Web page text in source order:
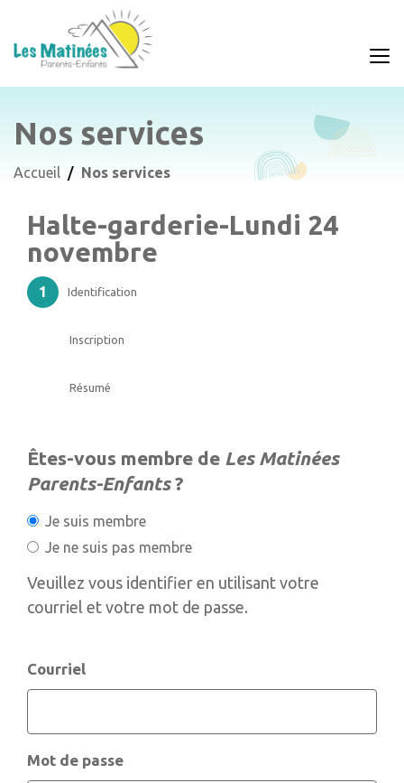
Nos services
Accueil Nos services
Halte-garderie-Lundi 24
novembre
Identification
Inscription
Résumé
Êtes-vous membre de Les Matinées
Parents-Enfants?
Je suis membre
Je ne suis pas membre
Veuillez vous identifier en utilisant votre
courriel et votre mot de passe.
Courriel
Mot de passe